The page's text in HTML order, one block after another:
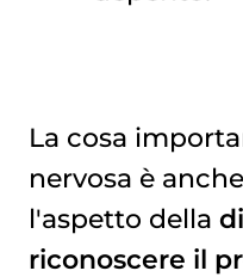
La cosa
nervosa è
l'aspetto della
riconoscere il